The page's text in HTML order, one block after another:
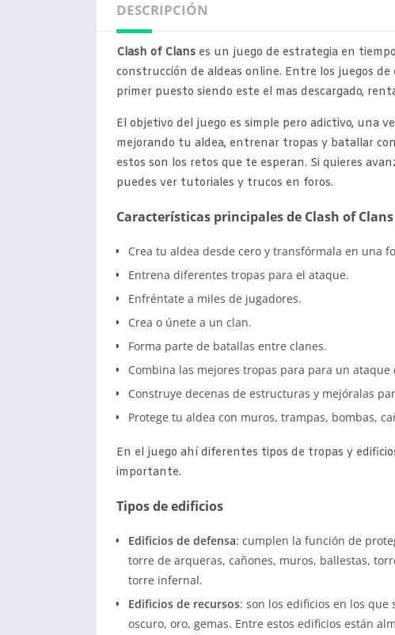
DESCRIPCIÓN
Clash of Clans es un juego de estrategia en
construcción de aldeas online. Entre los juegos
primer puesto siendo este el mas descargado,
El objetivo del juego es simple pero adictivo, una
mejorando tu aldea, entrenar tropas y batallar
estos son los retos que te esperan. Si quieres
puedes ver tutoriales y trucos en foros.
Características principales de Clash of
Crea tu aldea desde cero y transfórmala en una
Entrena diferentes tropas para el ataque.
Enfréntate a miles de jugadores.
Crea o únete a un clan.
Forma parte de batallas entre clanes.
Combina las mejores tropas para para un ataque
Construye decenas de estructuras y mejóralas
Protege tu aldea con muros, trampas, bombas,
En el juego ahí diferentes tipos de tropas y
importante.
Tipos de edificios
Edificios de defensa: cumplen la función de
torre de arqueras, cañones, muros, ballestas,
torre infernal.
Edificios de recursos: son los edificios en los que
oscuro, oro, gemas. Entre estos edificios están